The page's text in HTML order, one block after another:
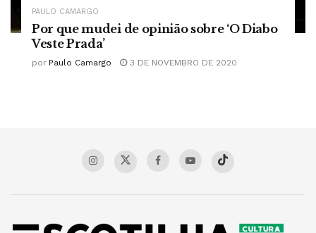
PAULO CAMARGO
Por que mudei de opinião sobre ‘O Diabo
Veste Prada’
por Paulo Camargo 3 DE NOVEMBRO DE 2020